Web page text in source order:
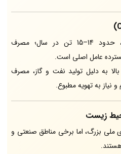
انتشار سرانه کربن بالا، حدود 14–15 تن در سال؛ مصرف
عامل اصلی است.
بالا به دلیل تولید نفت و گاز، مصرف
نیاز به تهویه مطبوع.
زیست
ملی بزرگ، اما برخی مناطق صنعتی و